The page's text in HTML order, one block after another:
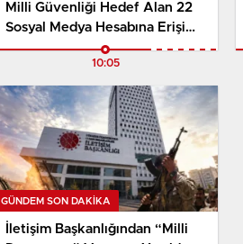
Milli Güvenliği Hedef Alan 22
Sosyal Medya Hesabına Erişim
Engeli Getirildi
10:05
GÜNDEM SON DAKİKA
İletişim Başkanlığından “Milli